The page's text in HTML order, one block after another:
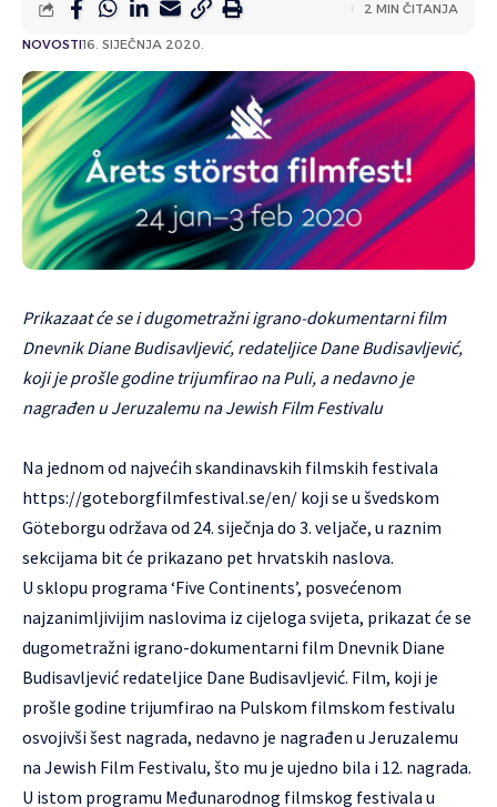
NOVOSTI16. SIJEČNJA 2020.
2 MIN ČITANJA
Prikazaat će se i dugometražni igrano-dokumentarni film
Dnevnik Diane Budisavljević, redateljice Dane Budisavljević,
koji je prošle godine trijumfirao na Puli, a nedavno je
nagrađen u Jeruzalemu na Jewish Film Festivalu
Na jednom od najvećih skandinavskih filmskih festivala
https://goteborgfilmfestival.se/en/ koji se u švedskom
Göteborgu održava od 24. siječnja do 3. veljače, u raznim
sekcijama bit će prikazano pet hrvatskih naslova.
U sklopu programa ‘Five Continents’, posvećenom
najzanimljivijim naslovima iz cijeloga svijeta, prikazat će se
dugometražni igrano-dokumentarni film Dnevnik Diane
Budisavljević redateljice Dane Budisavljević. Film, koji je
prošle godine trijumfirao na Pulskom filmskom festivalu
osvojivši šest nagrada, nedavno je nagrađen u Jeruzalemu
na Jewish Film Festivalu, što mu je ujedno bila i 12. nagrada.
U istom programu Međunarodnog filmskog festivala u